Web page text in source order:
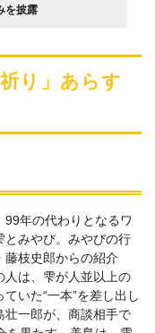
を披露
り」あらす
年の代わりとなるワ
とみやび。みやびの行
藤枝史郎からの紹介
人は、雫が人並以上の
いた“一本”を差し出し
壮一郎が、商談相手で